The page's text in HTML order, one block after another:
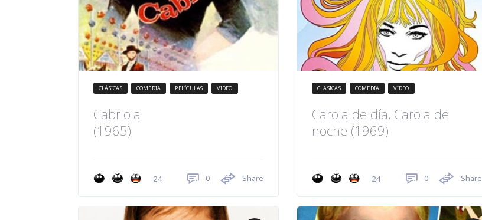
CLÁSICAS COMEDIA PELÍCULAS VIDEO
Cabriola
(1965)
24 0 Share
CLÁSICAS COMEDIA VIDEO
Carola de día, Carola de
noche (1969)
24 0 Share